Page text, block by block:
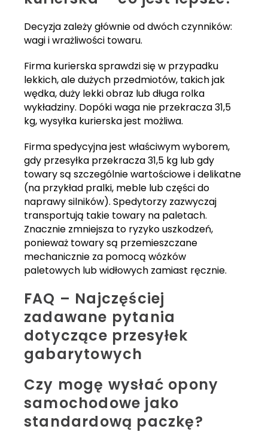
Decyzja zależy głównie od dwóch czynników:
wagi i wrażliwości towaru.
Firma kurierska sprawdzi się w przypadku
lekkich, ale dużych przedmiotów, takich jak
wędka, duży lekki obraz lub długa rolka
wykładziny. Dopóki waga nie przekracza 31,5
kg, wysyłka kurierska jest możliwa.
Firma spedycyjna jest właściwym wyborem,
gdy przesyłka przekracza 31,5 kg lub gdy
towary są szczególnie wartościowe i delikatne
(na przykład pralki, meble lub części do
naprawy silników). Spedytorzy zazwyczaj
transportują takie towary na paletach.
Znacznie zmniejsza to ryzyko uszkodzeń,
ponieważ towary są przemieszczane
mechanicznie za pomocą wózków
paletowych lub widłowych zamiast ręcznie.
FAQ – Najczęściej
zadawane pytania
dotyczące przesyłek
gabarytowych
Czy mogę wysłać opony
samochodowe jako
standardową paczkę?